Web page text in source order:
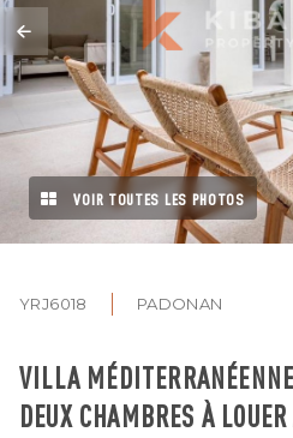
VOIR TOUTES LES PHOTOS
YRJ6018 PADONAN
VILLA
DEUX CHAMBRES À